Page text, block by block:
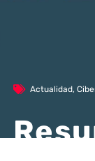
Actualidad,